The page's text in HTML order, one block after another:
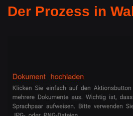
Der Prozess in